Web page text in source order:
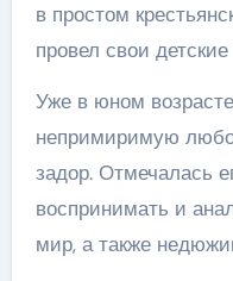
в простом
провел свои
Уже в юном
непримиримую
задор. Отмечалась
воспринимать и
мир, а также